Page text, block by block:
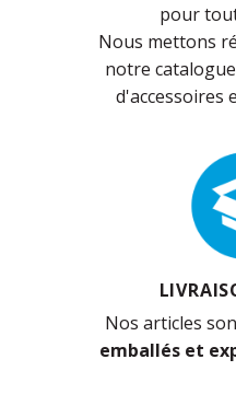
pour
Nous mettons
notre
d'accessoires
Nos articles
emballés et